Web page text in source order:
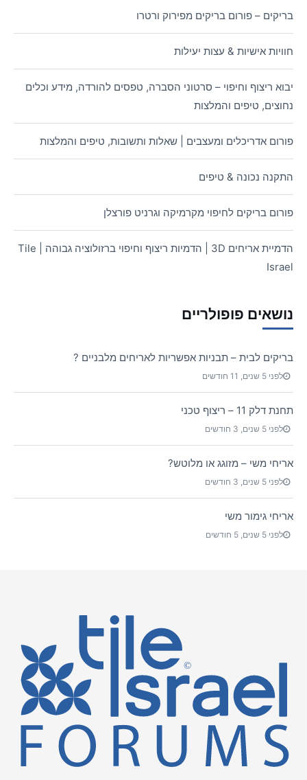
בריקים – פורום בריקים מפירוק ורטרו
חוויות אישיות & עצות יעילות
יבוא ריצוף וחיפוי – סרטוני הסברה, טפסים להורדה, מידע וכלים
נחוצים, טיפים והמלצות
פורום אדריכלים ומעצבים | שאלות ותשובות, טיפים והמלצות
התקנה נכונה & טיפים
פורום בריקים לחיפוי מקרמיקה וגרניט פורצלן
הדמיית אריחים 3D | הדמיות ריצוף וחיפוי ברזולוציה גבוהה | Tile
Israel
נושאים פופולריים
בריקים לבית – תבניות אפשריות לאריחים מלבניים ?
לפני 5 שנים, 11 חודשים
תחנת דלק 11 – ריצוף טכני
לפני 5 שנים, 3 חודשים
אריחי משי – מזוגג או מלוטש?
לפני 5 שנים, 3 חודשים
אריחי גימור משי
לפני 5 שנים, 5 חודשים